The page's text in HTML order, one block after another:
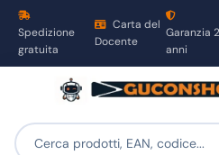
Spedizione
gratuita
Carta del
Docente
Garanzia 2
anni